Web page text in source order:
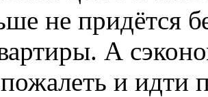
не придётся
А
и идти